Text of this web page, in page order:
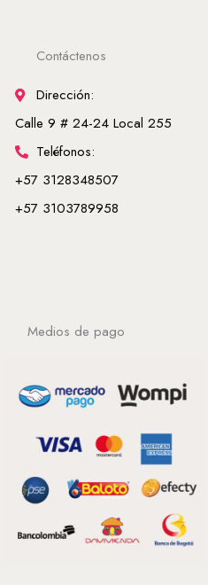
Contáctenos
Dirección:
Calle 9 # 24-24 Local 255
Teléfonos:
+57 3128348507
+57 3103789958
Medios de pago